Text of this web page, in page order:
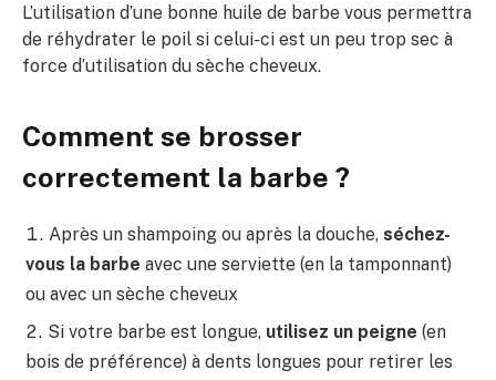
L’utilisation d’une bonne huile de barbe vous permettra
de réhydrater le poil si celui-ci est un peu trop sec à
force d’utilisation du sèche cheveux.
Comment se brosser
correctement la barbe ?
Après un shampoing ou après la douche, séchez-
vous la barbe avec une serviette (en la tamponnant)
ou avec un sèche cheveux
Si votre barbe est longue, utilisez un peigne (en
bois de préférence) à dents longues pour retirer les